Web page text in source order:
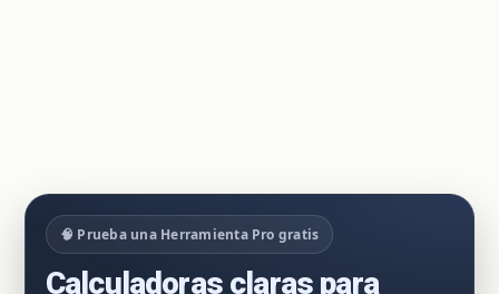
🧠 Prueba una Herramienta Pro gratis
Calculadoras claras para